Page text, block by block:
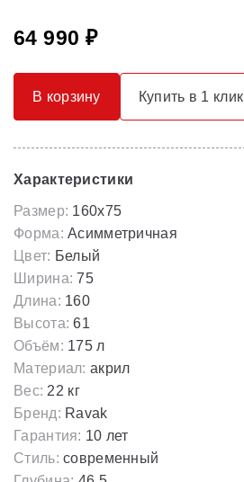
64 990 ₽
В корзину Купить в 1 клик
Характеристики
Размер: 160x75
Форма: Асимметричная
Цвет: Белый
Ширина: 75
Длина: 160
Высота: 61
Объём: 175 л
Материал: акрил
Вес: 22 кг
Бренд: Ravak
Гарантия: 10 лет
Стиль: современный